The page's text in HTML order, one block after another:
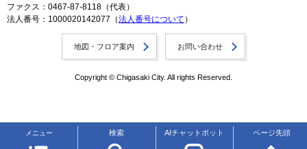
メニュー 検索 AIチャットボット ページ先頭
ファクス：0467-87-8118（代表）
法人番号：1000020142077（法人番号について ）
地図・フロア案内 お問い合わせ
Copyright © Chigasaki City. All rights Reserved.